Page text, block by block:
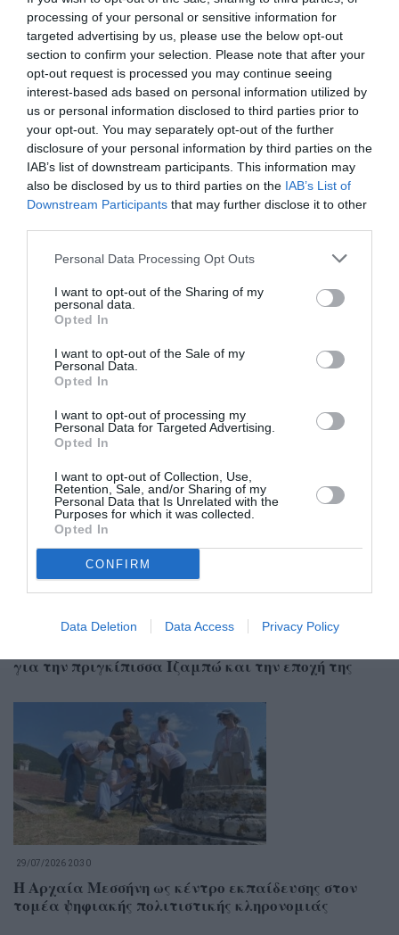
processing of your personal or sensitive information for
targeted advertising by us, please use the below opt-out
section to confirm your selection. Please note that after your
opt-out request is processed you may continue seeing
interest-based ads based on personal information utilized by
us or personal information disclosed to third parties prior to
your opt-out. You may separately opt-out of the further
disclosure of your personal information by third parties on the
IAB’s list of downstream participants. This information may
also be disclosed by us to third parties on the IAB’s List of
Downstream Participants that may further disclose it to other
Personal Data Processing Opt Outs
I want to opt-out of the Sharing of my
personal data.
Opted In
I want to opt-out of the Sale of my
Personal Data.
Opted In
I want to opt-out of processing my
Personal Data for Targeted Advertising.
Opted In
I want to opt-out of Collection, Use,
Retention, Sale, and/or Sharing of my
Personal Data that Is Unrelated with the
Purposes for which it was collected.
Opted In
CONFIRM
Data Deletion Data Access Privacy Policy
Σχετικά Άρθρα
30/07/2026 19:25
για την πριγκίπισσα Ιζαμπώ και την εποχή της
29/07/2026 20:30
Η Αρχαία Μεσσήνη ως κέντρο εκπαίδευσης στον
τομέα ψηφιακής πολιτιστικής κληρονομιάς